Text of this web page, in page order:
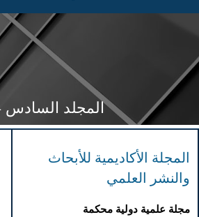
المجلد السادس -
المجلة الأكاديمية للأبحاث
والنشر العلمي
مجلة علمية دولية محكمة